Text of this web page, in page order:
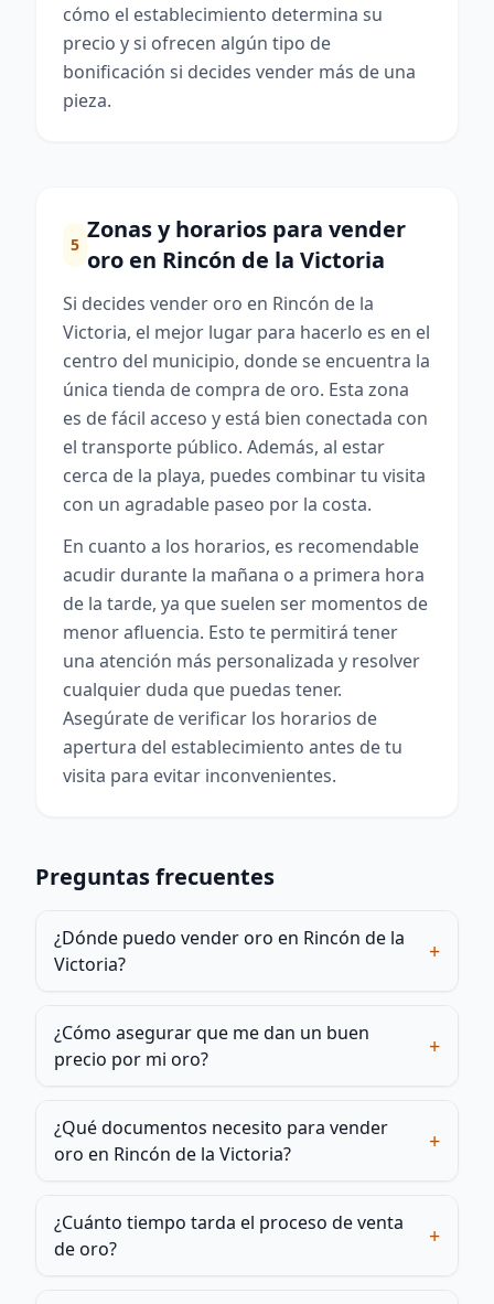
cómo el establecimiento determina su
precio y si ofrecen algún tipo de
bonificación si decides vender más de una
pieza.
5
Zonas y horarios para vender
oro en Rincón de la Victoria
Si decides vender oro en Rincón de la
Victoria, el mejor lugar para hacerlo es en el
centro del municipio, donde se encuentra la
única tienda de compra de oro. Esta zona
es de fácil acceso y está bien conectada con
el transporte público. Además, al estar
cerca de la playa, puedes combinar tu visita
con un agradable paseo por la costa.
En cuanto a los horarios, es recomendable
acudir durante la mañana o a primera hora
de la tarde, ya que suelen ser momentos de
menor afluencia. Esto te permitirá tener
una atención más personalizada y resolver
cualquier duda que puedas tener.
Asegúrate de verificar los horarios de
apertura del establecimiento antes de tu
visita para evitar inconvenientes.
Preguntas frecuentes
¿Dónde puedo vender oro en Rincón de la
Victoria?
+
¿Cómo asegurar que me dan un buen
precio por mi oro?
+
¿Qué documentos necesito para vender
oro en Rincón de la Victoria?
+
¿Cuánto tiempo tarda el proceso de venta
de oro?
+